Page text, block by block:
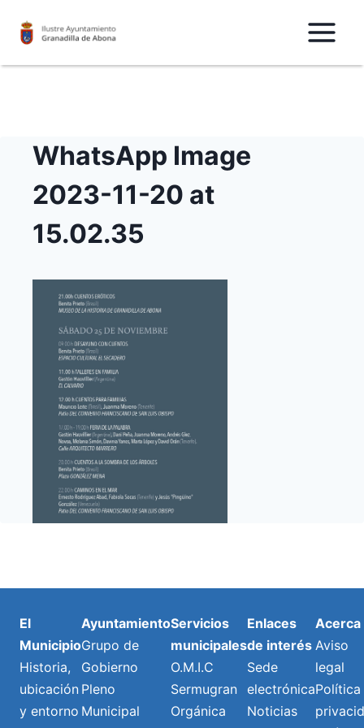
WhatsApp Image
2023-11-20 at
15.02.35
El
Municipio
Historia,
ubicación
y entorno
Ayuntamiento
Grupo de
Gobierno
Pleno
Municipal
Servicios
municipales
O.M.I.C
Sermugran
Orgánica
Enlaces
de interés
Sede
electrónica
Noticias
Acerca
Aviso
legal
Política